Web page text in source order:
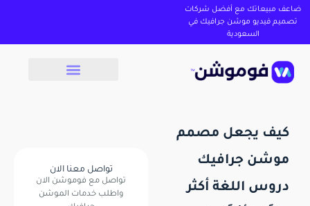
ضاعف مبيعاتك مع أفضل شركات
تصميم فيديو موشن جرافيك في
السعودية
كيف يجعل مصمم
موشن جرافيك
دروس اللغة أكثر
تواصل معنا الان
تواصل مع فوموشن الان
واطلب خدمات الموشن